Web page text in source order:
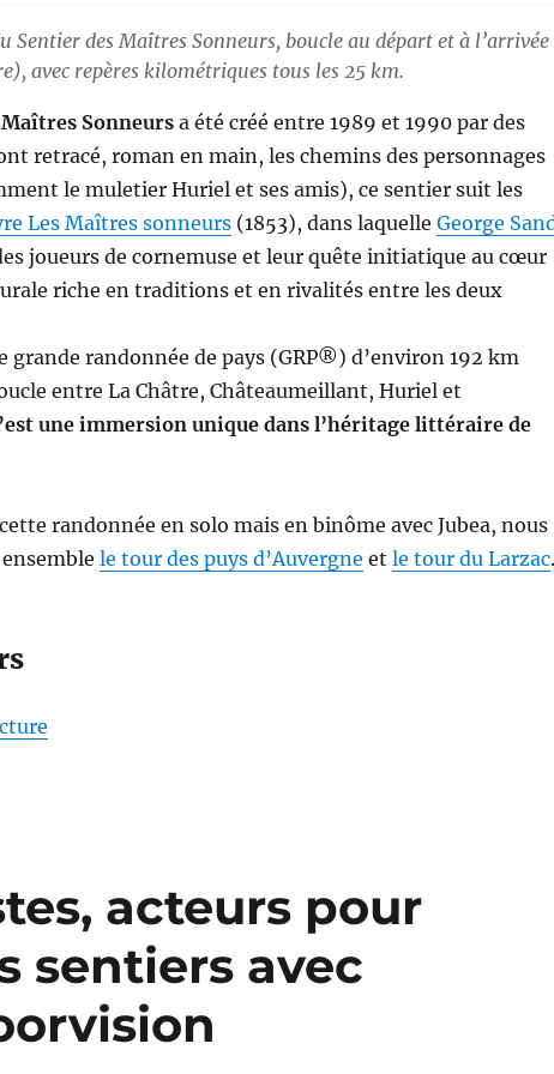
Sentier des Maîtres Sonneurs, boucle au départ et à l’arrivée
avec repères kilométriques tous les 25 km.
Sonneursa été créé entre 1989 et 1990 par des
retracé, roman en main, les chemins des personnages
le muletier Huriel et ses amis), ce sentier suit les
Les Maîtres sonneurs(1853), dans laquelle George
joueurs de cornemuse et leur quête initiatique au cœur
riche en traditions et en rivalités entre les deux
grande randonnée de pays (GRP®) d’environ 192 km
entre La Châtre, Châteaumeillant, Huriel et
une immersion unique dans l’héritage littéraire de
randonnée en solo mais en binôme avec Jubea, nous
le tour des puys d’Auvergne et le tour du Larzac.
de « S26E04 – Randonner sur les Pas des Maîtres
acteurs pour
sentiers avec